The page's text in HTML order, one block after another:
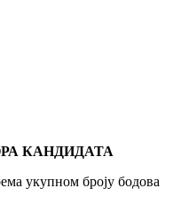
КАНДИДАТА
укупном броју бодова